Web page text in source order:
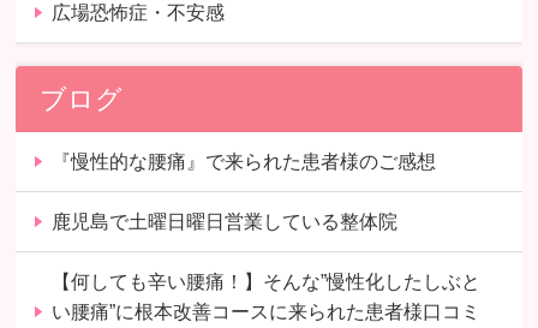
広場恐怖症・不安感
ブログ
『慢性的な腰痛』で来られた患者様のご感想
鹿児島で土曜日曜日営業している整体院
【何しても辛い腰痛！】そんな”慢性化したしぶと
い腰痛”に根本改善コースに来られた患者様口コミ